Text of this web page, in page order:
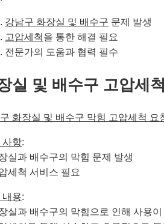
강남구 화장실 및 배수구 문제 발생
고압세척을 통한 해결 필요
전문가의 도움과 협력 필수
실 및 배수구 고압세
화장실 및 배수구 막힘 고압세척 요
사항:
실과 배수구의 막힘 문제 발생
세척 서비스 필요
내용:
실과 배수구의 막힘으로 인해 사용